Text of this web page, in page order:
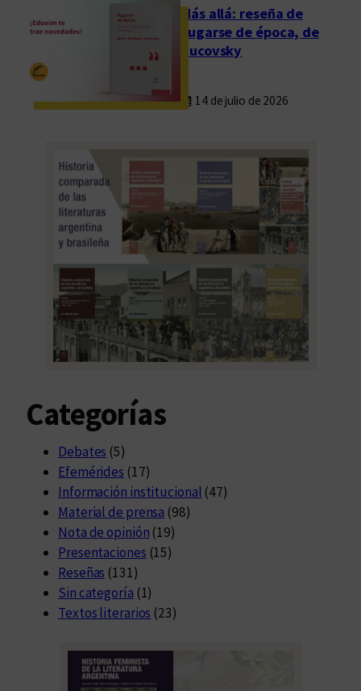
t
Más allá: reseña de
Fugarse de época, de
Rucovsky
14 de julio de 2026
Categorías
Debates (5)
Efemérides (17)
Información institucional (47)
Material de prensa (98)
Nota de opinión (19)
Presentaciones (15)
Reseñas (131)
Sin categoría (1)
Textos literarios (23)